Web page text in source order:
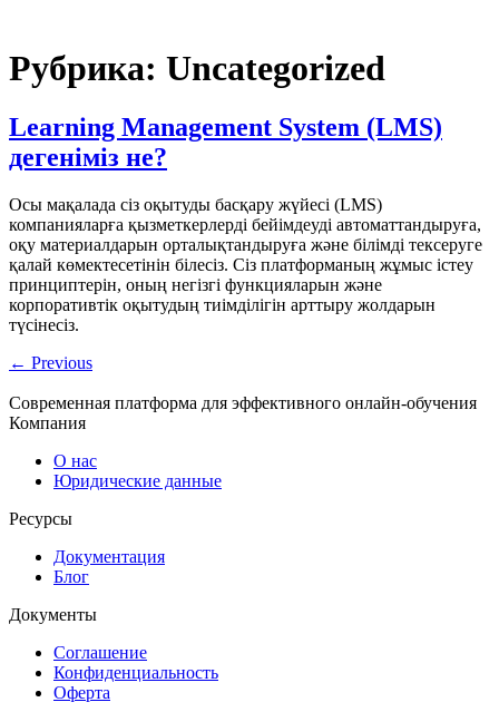
Рубрика: Uncategorized
Learning Management System (LMS)
дегеніміз не?
Осы мақалада сіз оқытуды басқару жүйесі (LMS)
компанияларға қызметкерлерді бейімдеуді автоматтандыруға,
оқу материалдарын орталықтандыруға және білімді тексеруге
қалай көмектесетінін білесіз. Сіз платформаның жұмыс істеу
принциптерін, оның негізгі функцияларын және
корпоративтік оқытудың тиімділігін арттыру жолдарын
түсінесіз.
← Previous
Современная платформа для эффективного онлайн-обучения
Компания
О нас
Юридические данные
Ресурсы
Документация
Блог
Документы
Соглашение
Конфиденциальность
Оферта